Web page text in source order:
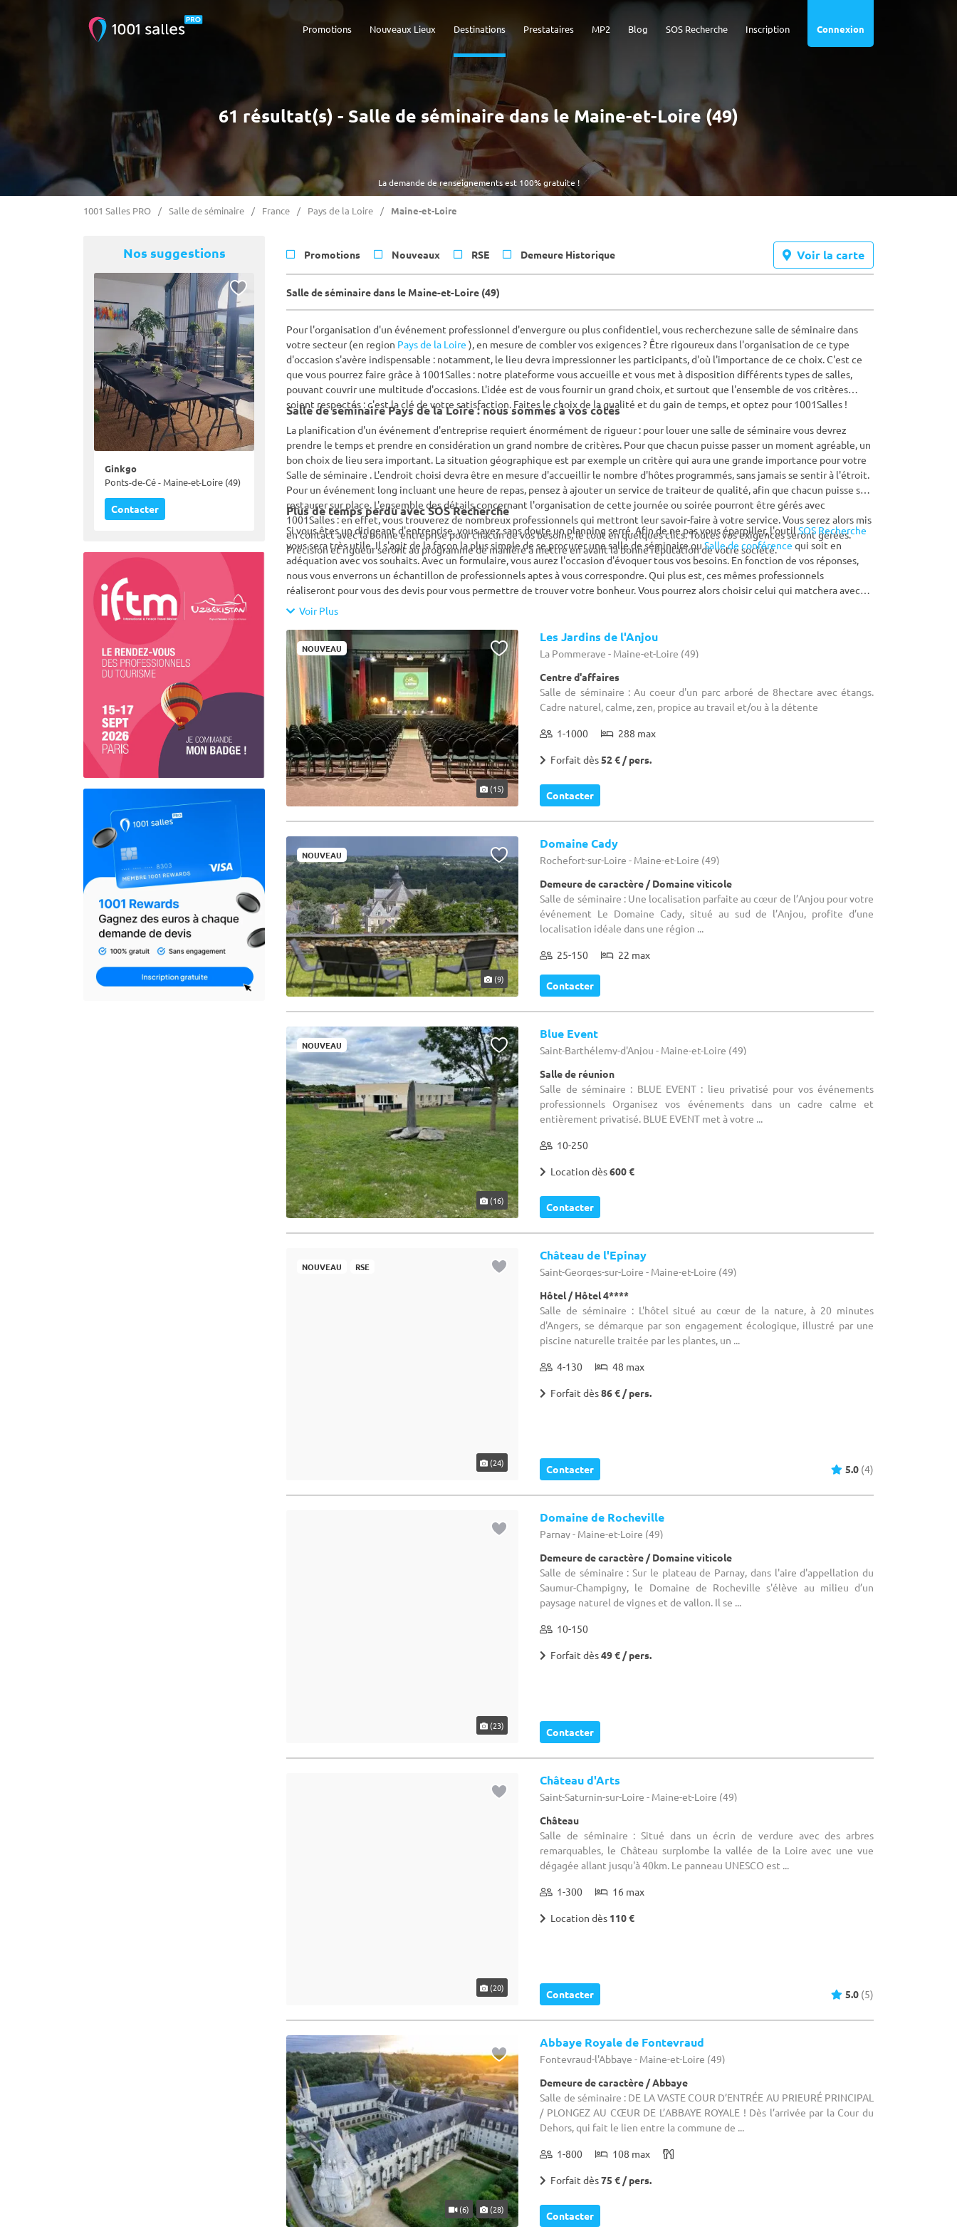
Connexion
Inscription
SOS Recherche
Blog
MP2
Prestataires
Destinations
Nouveaux Lieux
Promotions
La demande de renseignements est 100% gratuite !
61 résultat(s) - Salle de séminaire dans le Maine-et-Loire (49)
1001 Salles PRO Salle de séminaire France Pays de la Loire Maine-et-Loire
Nos suggestions
Ginkgo
Ponts-de-Cé - Maine-et-Loire (49)
Contacter
Promotions Nouveaux RSE Demeure Historique Voir la carte
Salle de séminaire dans le Maine-et-Loire (49)
Pour l'organisation d'un événement professionnel d'envergure ou plus confidentiel, vous recherchezune salle de séminaire dans
votre secteur (en region Pays de la Loire ), en mesure de combler vos exigences ? Être rigoureux dans l'organisation de ce type
d'occasion s'avère indispensable : notamment, le lieu devra impressionner les participants, d'où l'importance de ce choix. C'est ce
que vous pourrez faire grâce à 1001Salles : notre plateforme vous accueille et vous met à disposition différents types de salles,
pouvant couvrir une multitude d'occasions. L'idée est de vous fournir un grand choix, et surtout que l'ensemble de vos critères
soient respectés : c'est la clé de votre satisfaction. Faites le choix de la qualité et du gain de temps, et optez pour 1001Salles !
Salle de séminaire Pays de la Loire : nous sommes à vos côtés
La planification d'un événement d'entreprise requiert énormément de rigueur : pour louer une salle de séminaire vous devrez
prendre le temps et prendre en considération un grand nombre de critères. Pour que chacun puisse passer un moment agréable, un
bon choix de lieu sera important. La situation géographique est par exemple un critère qui aura une grande importance pour votre
Salle de séminaire . L'endroit choisi devra être en mesure d'accueillir le nombre d'hôtes programmés, sans jamais se sentir à l'étroit.
Pour un événement long incluant une heure de repas, pensez à ajouter un service de traiteur de qualité, afin que chacun puisse se
restaurer sur place. L'ensemble des détails concernant l'organisation de cette journée ou soirée pourront être gérés avec
1001Salles : en effet, vous trouverez de nombreux professionnels qui mettront leur savoir-faire à votre service. Vous serez alors mis
en contact avec la bonne entreprise pour chacun de vos besoins, le tout en quelques clics. Toutes vos exigences seront gérées.
Précision et rigueur seront au programme de manière à mettre en avant la bonne réputation de votre société.
Plus de temps perdu avec SOS Recherche
Si vous êtes un dirigeant d'entreprise, vous avez sans doute un planning serré. Afin de ne pas vous éparpiller, l'outil SOS Recherche
vous sera très utile. Il s'agit de la façon la plus simple de se procurer une salle de séminaire ou Salle de conférence qui soit en
adéquation avec vos souhaits. Avec un formulaire, vous aurez l'occasion d'évoquer tous vos besoins. En fonction de vos réponses,
nous vous enverrons un échantillon de professionnels aptes à vous correspondre. Qui plus est, ces mêmes professionnels
réaliseront pour vous des devis pour vous permettre de trouver votre bonheur. Vous pourrez alors choisir celui qui matchera avec
Voir Plus
NOUVEAU
(15)
Les Jardins de l'Anjou
La Pommeraye - Maine-et-Loire (49)
Centre d'affaires
Salle de séminaire : Au coeur d'un parc arboré de 8hectare avec étangs.
Cadre naturel, calme, zen, propice au travail et/ou à la détente
1-1000 288 max
Forfait dès52 € / pers.
Contacter
NOUVEAU
(9)
Domaine Cady
Rochefort-sur-Loire - Maine-et-Loire (49)
Demeure de caractère / Domaine viticole
Salle de séminaire : Une localisation parfaite au cœur de l’Anjou pour votre
événement Le Domaine Cady, situé au sud de l’Anjou, profite d’une
localisation idéale dans une région ...
25-150 22 max
Contacter
NOUVEAU
(16)
Blue Event
Saint-Barthélemy-d'Anjou - Maine-et-Loire (49)
Salle de réunion
Salle de séminaire : BLUE EVENT : lieu privatisé pour vos événements
professionnels Organisez vos événements dans un cadre calme et
entièrement privatisé. BLUE EVENT met à votre ...
10-250
Location dès600 €
Contacter
NOUVEAU RSE
Château de l'Epinay
Saint-Georges-sur-Loire - Maine-et-Loire (49)
Hôtel / Hôtel 4****
Salle de séminaire : L'hôtel situé au cœur de la nature, à 20 minutes
d'Angers, se démarque par son engagement écologique, illustré par une
piscine naturelle traitée par les plantes, un ...
4-130 48 max
Forfait dès86 € / pers.
Domaine de Rocheville
Parnay - Maine-et-Loire (49)
Demeure de caractère / Domaine viticole
Salle de séminaire : Sur le plateau de Parnay, dans l'aire d'appellation du
paysage naturel de vignes et de vallon. Il se ...
10-150
Contacter
Château
dégagée allant jusqu'à 40km. Le panneau UNESCO est ...
Location dès110 €
Contacter
(6) (28)
Abbaye Royale de Fontevraud
/ PLONGEZ AU CŒUR DE L’ABBAYE ROYALE ! Dès l’arrivée par la Cour du
Dehors, qui fait le lien entre la commune de ...
Forfait dès75 € / pers.
Contacter
Châteauneuf-sur-Sarthe - Maine-et-Loire (49)
Salle de réunion
Parking pour voitures, Verger, le tout sur 1hectare.